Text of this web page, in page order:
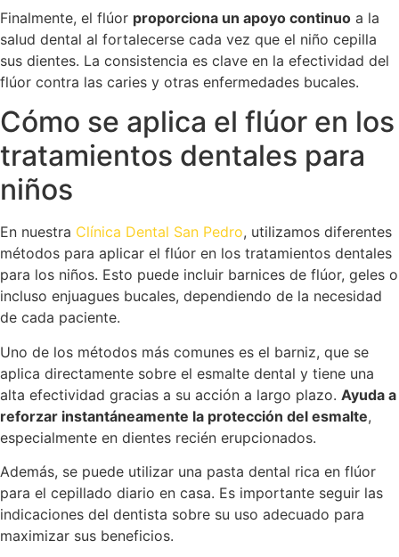
Finalmente, el flúor proporciona un apoyo continuo a la
salud dental al fortalecerse cada vez que el niño cepilla
sus dientes. La consistencia es clave en la efectividad del
flúor contra las caries y otras enfermedades bucales.
Cómo se aplica el flúor en los
tratamientos dentales para
niños
En nuestra Clínica Dental San Pedro, utilizamos diferentes
métodos para aplicar el flúor en los tratamientos dentales
para los niños. Esto puede incluir barnices de flúor, geles o
incluso enjuagues bucales, dependiendo de la necesidad
de cada paciente.
Uno de los métodos más comunes es el barniz, que se
aplica directamente sobre el esmalte dental y tiene una
alta efectividad gracias a su acción a largo plazo. Ayuda a
reforzar instantáneamente la protección del esmalte,
especialmente en dientes recién erupcionados.
Además, se puede utilizar una pasta dental rica en flúor
para el cepillado diario en casa. Es importante seguir las
indicaciones del dentista sobre su uso adecuado para
maximizar sus beneficios.